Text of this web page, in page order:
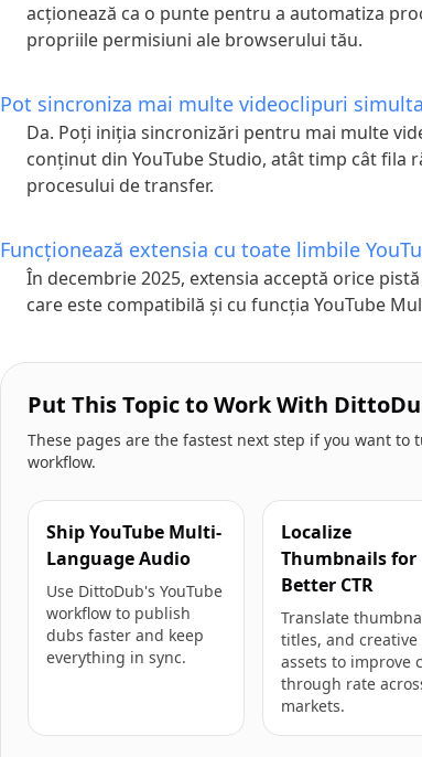
acționează ca o punte pentru a automatiza
propriile permisiuni ale browserului tău.
Pot sincroniza mai multe videoclipuri
Da. Poți iniția sincronizări pentru mai multe
conținut din YouTube Studio, atât timp cât fila
procesului de transfer.
Funcționează extensia cu toate limbile
În decembrie 2025, extensia acceptă orice
care este compatibilă și cu funcția YouTube
Put This Topic to Work With
These pages are the fastest next step if you want
workflow.
Ship YouTube Multi-
Language Audio
Use DittoDub's YouTube
workflow to publish
dubs faster and keep
everything in sync.
Localize
Thumbnails for
Better CTR
Translate
titles, and creative
assets to improve
through rate
markets.